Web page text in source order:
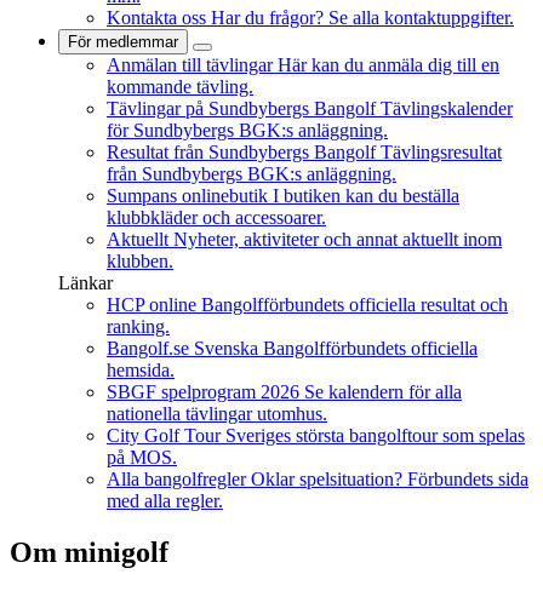
Kontakta oss Har du frågor? Se alla kontaktuppgifter.
För medlemmar
Anmälan till tävlingar Här kan du anmäla dig till en
kommande tävling.
Tävlingar på Sundbybergs Bangolf Tävlingskalender
för Sundbybergs BGK:s anläggning.
Resultat från Sundbybergs Bangolf Tävlingsresultat
från Sundbybergs BGK:s anläggning.
Sumpans onlinebutik I butiken kan du beställa
klubbkläder och accessoarer.
Aktuellt Nyheter, aktiviteter och annat aktuellt inom
klubben.
Länkar
HCP online Bangolfförbundets officiella resultat och
ranking.
Bangolf.se Svenska Bangolfförbundets officiella
hemsida.
SBGF spelprogram 2026 Se kalendern för alla
nationella tävlingar utomhus.
City Golf Tour Sveriges största bangolftour som spelas
på MOS.
Alla bangolfregler Oklar spelsituation? Förbundets sida
med alla regler.
Om minigolf